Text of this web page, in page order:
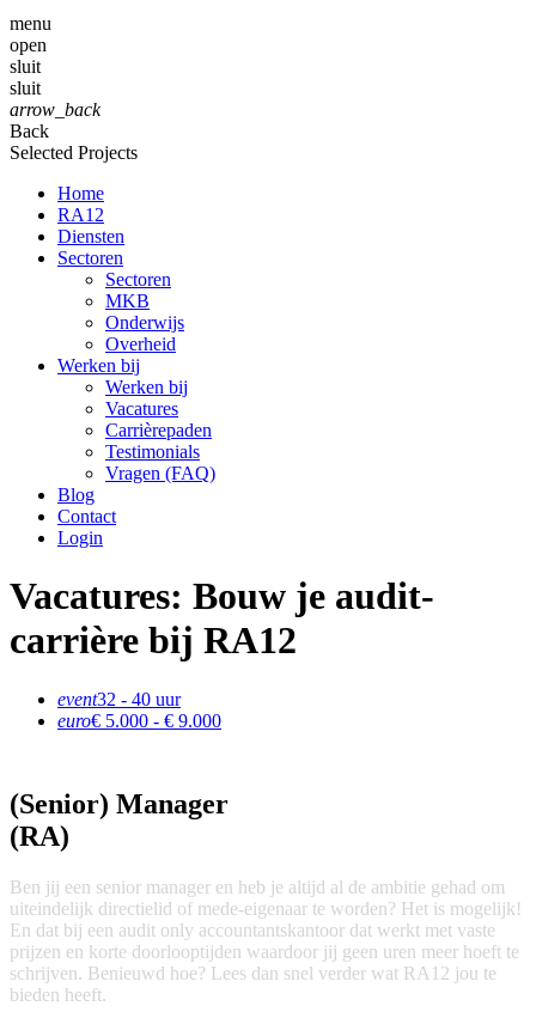
menu
open
sluit
sluit
arrow_back
Back
Selected Projects
Home
RA12
Diensten
Sectoren
Sectoren
MKB
Onderwijs
Overheid
Werken bij
Werken bij
Vacatures
Carrièrepaden
Testimonials
Vragen (FAQ)
Blog
Contact
Login
Vacatures: Bouw je audit-
carrière bij RA12
event32 - 40 uur
euro€ 5.000 - € 9.000
(Senior) Manager
(RA)
Ben jij een senior manager en heb je altijd al de ambitie gehad om
uiteindelijk directielid of mede-eigenaar te worden? Het is mogelijk!
En dat bij een audit only accountantskantoor dat werkt met vaste
prijzen en korte doorlooptijden waardoor jij geen uren meer hoeft te
schrijven. Benieuwd hoe? Lees dan snel verder wat RA12 jou te
bieden heeft.